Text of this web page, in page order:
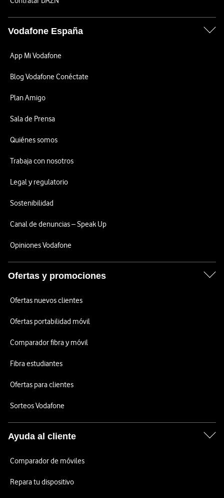
Vodafone España
App Mi Vodafone
Blog Vodafone Conéctate
Plan Amigo
Sala de Prensa
Quiénes somos
Trabaja con nosotros
Legal y regulatorio
Sostenibilidad
Canal de denuncias – Speak Up
Opiniones Vodafone
Ofertas y promociones
Ofertas nuevos clientes
Ofertas portabilidad móvil
Comparador fibra y móvil
Fibra estudiantes
Ofertas para clientes
Sorteos Vodafone
Ayuda al cliente
Comparador de móviles
Repara tu dispositivo